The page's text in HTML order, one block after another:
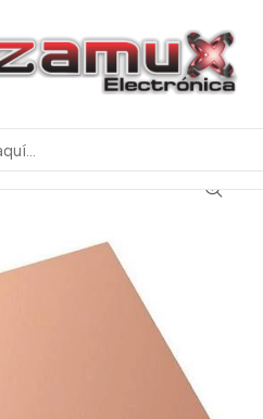
& TECNOLOGIA
Miscelanea
Baquelas
lisa 10x15cm